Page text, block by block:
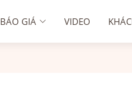
BÁO GIÁ VIDEO